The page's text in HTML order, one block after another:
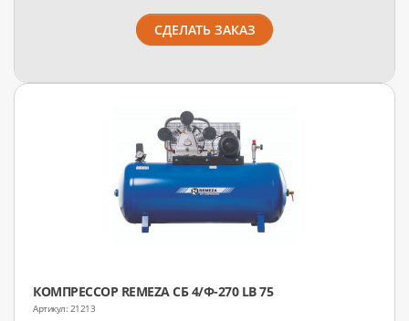
СДЕЛАТЬ ЗАКАЗ
КОМПРЕССОР REMEZA СБ 4/Ф-270 LB 75
21213